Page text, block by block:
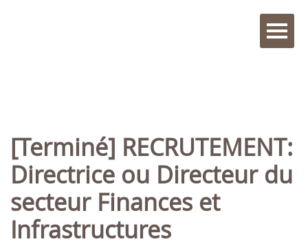
[Terminé] RECRUTEMENT:
Directrice ou Directeur du
secteur Finances et
Infrastructures